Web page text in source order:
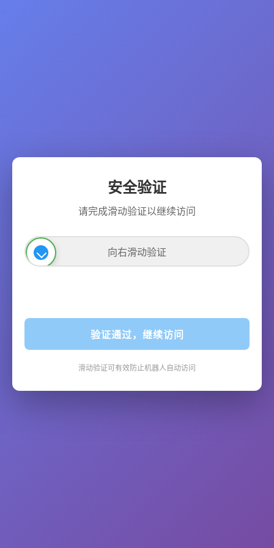
安全验证
请完成滑动验证以继续访问
向右滑动验证
验证通过，继续访问
滑动验证可有效防止机器人自动访问